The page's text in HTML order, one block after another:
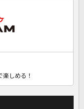
しめる！